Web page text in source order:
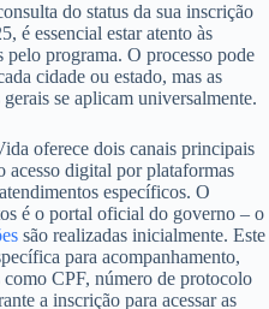
do status da sua inscrição
é essencial estar atento às
programa. O processo pode
cidade ou estado, mas as
se aplicam universalmente.
oferece dois canais principais
acesso digital por plataformas
específicos. O
é o portal oficial do governo – o
são realizadas inicialmente. Este
para acompanhamento,
CPF, número de protocolo
a inscrição para acessar as